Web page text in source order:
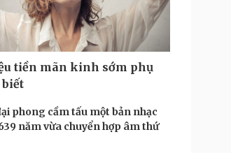
Tin Công nghệ
Trải nghiệm
Chuyển đổi số
Podcast
Đọc truyện đêm khuya
Cửa sổ tình yêu
tiền mãn kinh sớm phụ
biết
phong cầm tấu một bản nhạc
năm vừa chuyển hợp âm thứ